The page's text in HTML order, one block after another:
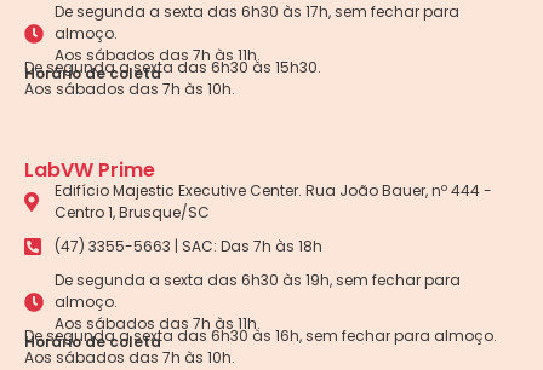
De segunda a sexta das 6h30 às 17h, sem fechar para
almoço.
Aos sábados das 7h às 11h.
Horário de coleta
De segunda a sexta das 6h30 às 15h30.
Aos sábados das 7h às 10h.
LabVW Prime
Edifício Majestic Executive Center. Rua João Bauer, nº 444 -
Centro 1, Brusque/SC
(47) 3355-5663 | SAC: Das 7h às 18h
De segunda a sexta das 6h30 às 19h, sem fechar para
almoço.
Aos sábados das 7h às 11h.
Horário de coleta
De segunda a sexta das 6h30 às 16h, sem fechar para almoço.
Aos sábados das 7h às 10h.